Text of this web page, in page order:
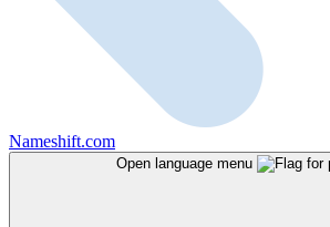
Nameshift.com
Open language menu